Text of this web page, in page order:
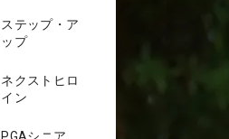
ステップ・ア
ップ
ネクストヒロ
イン